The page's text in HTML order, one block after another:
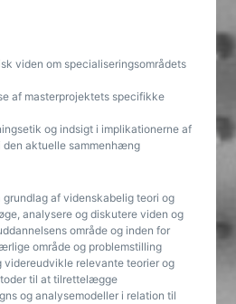
viden om specialiseringsområdets
af masterprojektets specifikke
og indsigt i implikationerne af
den aktuelle sammenhæng
af videnskabelig teori og
analysere og diskutere viden og
område og inden for
område og problemstilling
videreudvikle relevante teorier og
til at tilrettelægge
og analysemodeller i relation til